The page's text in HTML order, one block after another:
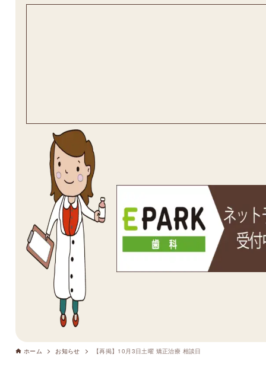
ホーム お知らせ 【再掲】10月3日土曜 矯正治療 相談日